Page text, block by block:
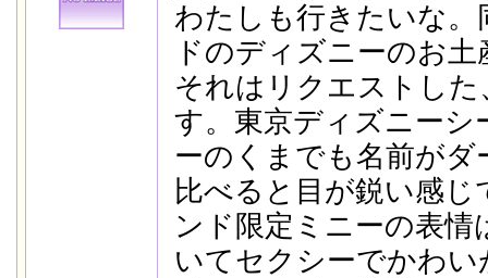
わたしも行きたいな
ドのディズニーのお
それはリクエストし
す。東京ディズニーシ
ーのくまでも名前がダ
比べると目が鋭い感
ンド限定ミニーの表
いてセクシーでかわ